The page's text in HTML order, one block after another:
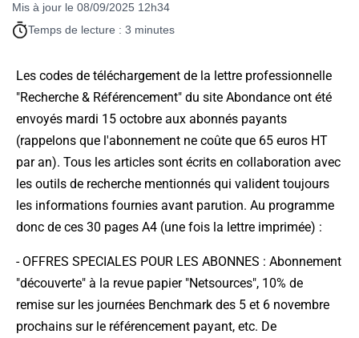
Mis à jour le 08/09/2025 12h34
Temps de lecture : 3 minutes
Les codes de téléchargement de la lettre professionnelle
"Recherche & Référencement" du site Abondance ont été
envoyés mardi 15 octobre aux abonnés payants
(rappelons que l'abonnement ne coûte que 65 euros HT
par an). Tous les articles sont écrits en collaboration avec
les outils de recherche mentionnés qui valident toujours
les informations fournies avant parution. Au programme
donc de ces 30 pages A4 (une fois la lettre imprimée) :
- OFFRES SPECIALES POUR LES ABONNES : Abonnement
"découverte" à la revue papier "Netsources", 10% de
remise sur les journées Benchmark des 5 et 6 novembre
prochains sur le référencement payant, etc. De